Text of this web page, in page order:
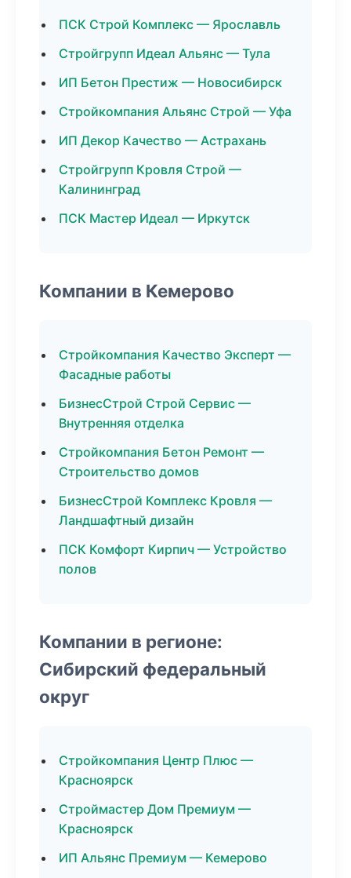
ПСК Строй Комплекс — Ярославль
Стройгрупп Идеал Альянс — Тула
ИП Бетон Престиж — Новосибирск
Стройкомпания Альянс Строй — Уфа
ИП Декор Качество — Астрахань
Стройгрупп Кровля Строй —
Калининград
ПСК Мастер Идеал — Иркутск
Компании в Кемерово
Стройкомпания Качество Эксперт —
Фасадные работы
БизнесСтрой Строй Сервис —
Внутренняя отделка
Стройкомпания Бетон Ремонт —
Строительство домов
БизнесСтрой Комплекс Кровля —
Ландшафтный дизайн
ПСК Комфорт Кирпич — Устройство
полов
Компании в регионе:
Сибирский федеральный
округ
Стройкомпания Центр Плюс —
Красноярск
Строймастер Дом Премиум —
Красноярск
ИП Альянс Премиум — Кемерово